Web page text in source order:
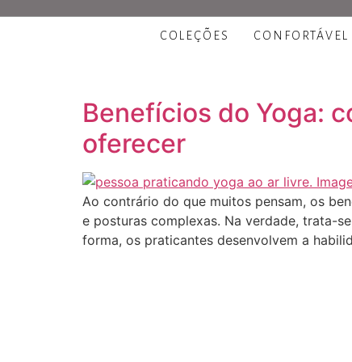
COLEÇÕES CONFORTÁVEL
Benefícios do Yoga:
oferecer
Ao contrário do que muitos pensam, os
e posturas complexas. Na verdade, trata-
forma, os praticantes desenvolvem a